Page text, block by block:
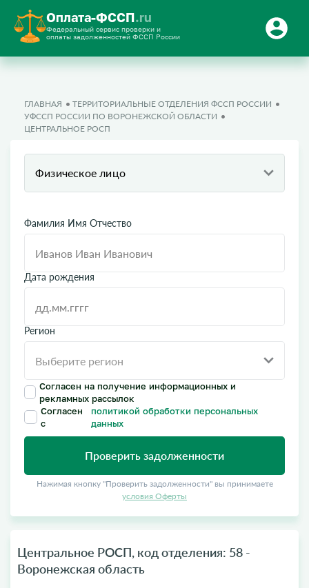
Оплата-ФССП.ru
Федеральный сервис проверки и
оплаты задолженностей ФССП России
ГЛАВНАЯ
ТЕРРИТОРИАЛЬНЫЕ ОТДЕЛЕНИЯ ФССП РОССИИ
УФССП РОССИИ ПО ВОРОНЕЖСКОЙ ОБЛАСТИ
ЦЕНТРАЛЬНОЕ РОСП
Физическое лицо
Фамилия Имя Отчество
Дата рождения
Регион
Согласен на получение информационных и
рекламных рассылок
Согласен
с
политикой обработки персональных
данных
Проверить задолженности
Нажимая кнопку "Проверить задолженности" вы принимаете
условия Оферты
Центральное РОСП, код отделения: 58 -
Воронежская область